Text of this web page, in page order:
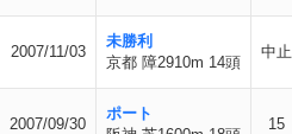
2007/11/03
未勝利
京都 障2910m 14頭
中止
2007/09/30
ポート
15